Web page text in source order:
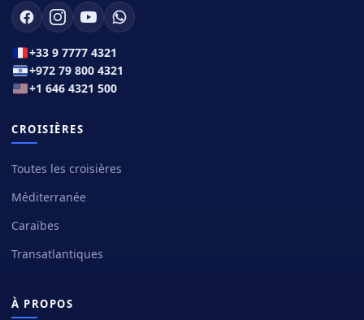
+33 9 7777 4321
+972 79 800 4321
+1 646 4321 500
CROISIÈRES
Toutes les croisières
Méditerranée
Caraïbes
Transatlantiques
À PROPOS